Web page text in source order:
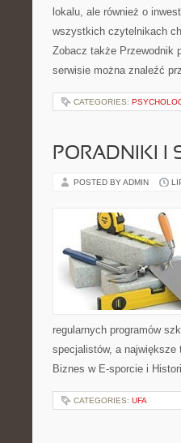
lokalu, ale również o
wszystkich czytelnikach
Zobacz także Przewodnik
serwisie można znaleźć
CATEGORIES:
PORADNIKI I
POSTED BY ADMIN
regularnych programów
specjalistów, a największe
Biznes w E-sporcie i
CATEGORIES: UFA